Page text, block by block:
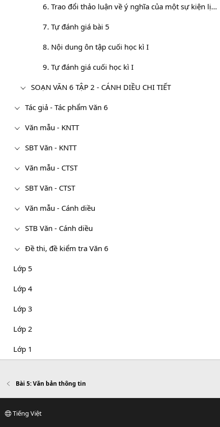
6. Trao đổi thảo luận về ý nghĩa của một sự kiện lịch sử
7. Tự đánh giá bài 5
8. Nội dung ôn tập cuối học kì I
9. Tự đánh giá cuối học kì I
SOẠN VĂN 6 TẬP 2 - CÁNH DIỀU CHI TIẾT
Tác giả - Tác phẩm Văn 6
Văn mẫu - KNTT
SBT Văn - KNTT
Văn mẫu - CTST
SBT Văn - CTST
Văn mẫu - Cánh diều
STB Văn - Cánh diều
Đề thi, đề kiểm tra Văn 6
Lớp 5
Lớp 4
Lớp 3
Lớp 2
Lớp 1
Bài 5: Văn bản thông tin
Tiếng Việt